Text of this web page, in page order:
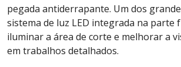
pegada antiderrapante. Um dos
sistema de luz LED integrada na parte
iluminar a área de corte e melhorar a
em trabalhos detalhados.